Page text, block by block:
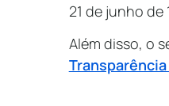
21 de junho de
Além disso, o